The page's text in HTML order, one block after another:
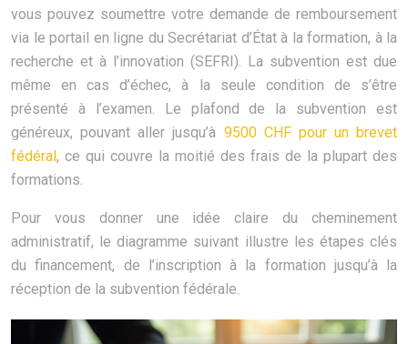
vous pouvez soumettre votre demande de remboursement
via le portail en ligne du Secrétariat d’État à la formation, à la
recherche et à l’innovation (SEFRI). La subvention est due
même en cas d’échec, à la seule condition de s’être
présenté à l’examen. Le plafond de la subvention est
généreux, pouvant aller jusqu’à 9500 CHF pour un brevet
fédéral, ce qui couvre la moitié des frais de la plupart des
formations.
Pour vous donner une idée claire du cheminement
administratif, le diagramme suivant illustre les étapes clés
du financement, de l’inscription à la formation jusqu’à la
réception de la subvention fédérale.